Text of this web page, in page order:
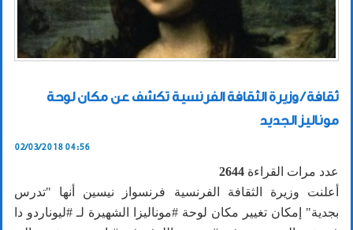
ثقافة / وزيرة الثقافة الفرنسية تكشف عن مكان لوحة
موناليز الجديد
02/03/2018 04:56
عدد مرات القراءة 2644
أعلنت وزيرة الثقافة الفرنسية فرنسواز نيسين أنها "تدرس
بجدية" إمكان تغيير مكان لوحة #موناليزا الشهيرة لـ #ليوناردو دا